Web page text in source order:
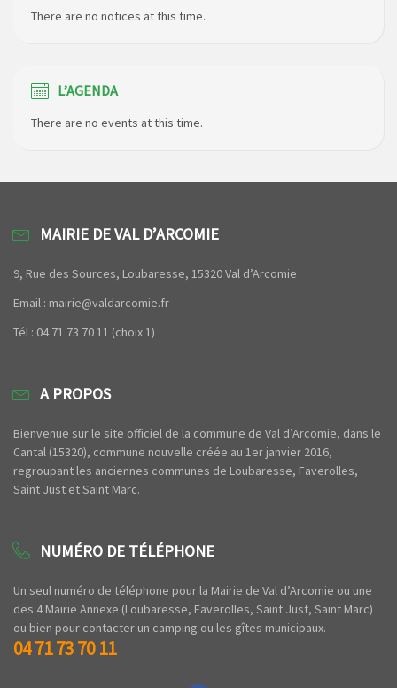
There are no notices at this time.
L’AGENDA
There are no events at this time.
MAIRIE DE VAL D’ARCOMIE
9, Rue des Sources, Loubaresse, 15320 Val d’Arcomie
Email : mairie@valdarcomie.fr
Tél : 04 71 73 70 11 (choix 1)
A PROPOS
Bienvenue sur le site officiel de la commune de Val d’Arcomie, dans le
Cantal (15320), commune nouvelle créée au 1er janvier 2016,
regroupant les anciennes communes de Loubaresse, Faverolles,
Saint Just et Saint Marc.
NUMÉRO DE TÉLÉPHONE
Un seul numéro de téléphone pour la Mairie de Val d’Arcomie ou une
des 4 Mairie Annexe (Loubaresse, Faverolles, Saint Just, Saint Marc)
ou bien pour contacter un camping ou les gîtes municipaux.
04 71 73 70 11